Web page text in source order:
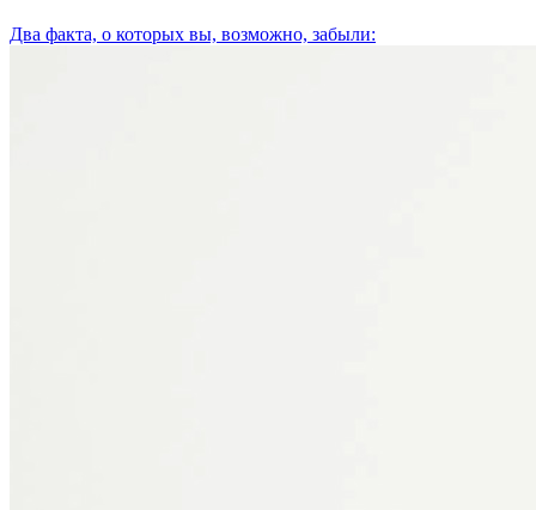
Два факта, о которых вы, возможно, забыли: